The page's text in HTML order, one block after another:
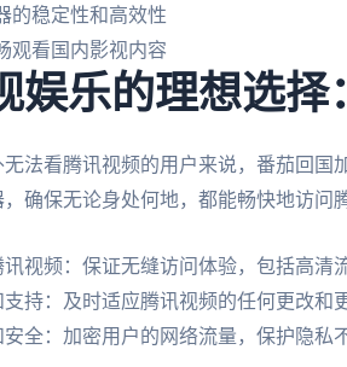
的稳定性和高效性
观看国内影视内容
娱乐的理想选择
法看腾讯视频的用户来说，番茄回国
确保无论身处何地，都能畅快地访问
视频：保证无缝访问体验，包括高清
持：及时适应腾讯视频的任何更改和
全：加密用户的网络流量，保护隐私